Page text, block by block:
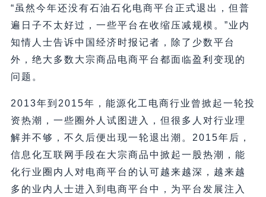
“虽然今年还没有石油石化电商平台正式退出，但普
遍日子不太好过，一些平台在收缩压减规模。”业内
知情人士告诉中国经济时报记者，除了少数平台
外，绝大多数大宗商品电商平台都面临盈利变现的
问题。
2013年到2015年，能源化工电商行业曾掀起一轮投
资热潮，一些圈外人试图进入，但很多人对行业理
解并不够，不久后便出现一轮退出潮。2015年后，
信息化互联网手段在大宗商品中掀起一股热潮，能
化行业圈内人对电商平台的认可越来越深，越来越
多的业内人士进入到电商平台中，为平台发展注入